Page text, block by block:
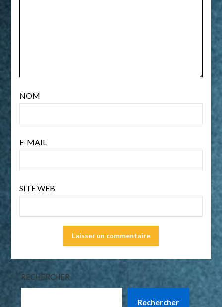
NOM
E-MAIL
SITE WEB
RECHERCHER
Rechercher